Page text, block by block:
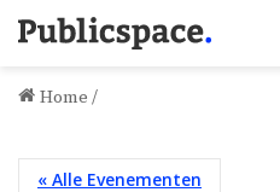
Home /
« Alle Evenementen